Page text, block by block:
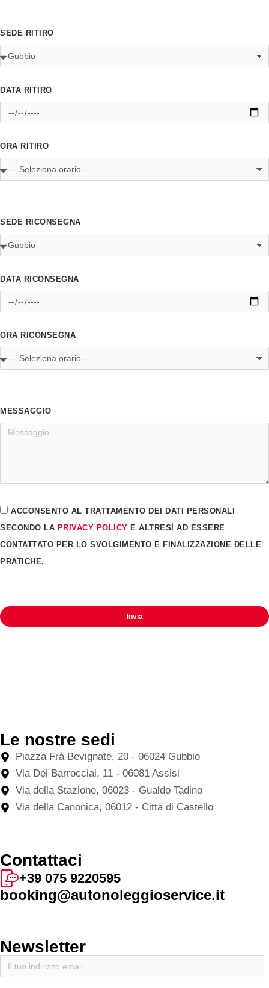
SEDE RITIRO
DATA RITIRO
ORA RITIRO
SEDE RICONSEGNA
DATA RICONSEGNA
ORA RICONSEGNA
MESSAGGIO
ACCONSENTO AL TRATTAMENTO DEI DATI PERSONALI
SECONDO LA PRIVACY POLICY E ALTRESÌ AD ESSERE
CONTATTATO PER LO SVOLGIMENTO E FINALIZZAZIONE DELLE
PRATICHE.
Invia
Le nostre sedi
Piazza Frà Bevignate, 20 - 06024 Gubbio
Via Dei Barrocciai, 11 - 06081 Assisi
Via della Stazione, 06023 - Gualdo Tadino
Via della Canonica, 06012 - Città di Castello
Contattaci
+39 075 9220595
booking@autonoleggioservice.it
Newsletter